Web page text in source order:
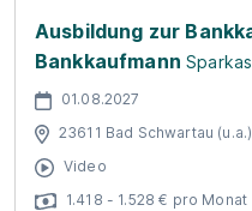
Ausbildung zur
Bankkaufmann
01.08.2027
23611 Bad Schwartau (u.a.)
Video
1.418 - 1.528 € pro Monat